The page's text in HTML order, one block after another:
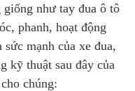
như tay đua ô tô
phanh, hoạt động
mạnh của xe đua,
kỹ thuật sau đây của
chúng: